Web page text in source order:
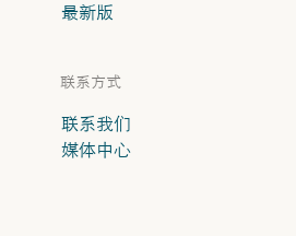
最新版
联系方式
联系我们
媒体中心